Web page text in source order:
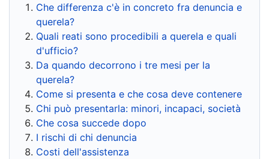
Che differenza c'è in concreto fra denuncia e
querela?
Quali reati sono procedibili a querela e quali
d'ufficio?
Da quando decorrono i tre mesi per la
querela?
Come si presenta e che cosa deve contenere
Chi può presentarla: minori, incapaci, società
Che cosa succede dopo
I rischi di chi denuncia
Costi dell'assistenza